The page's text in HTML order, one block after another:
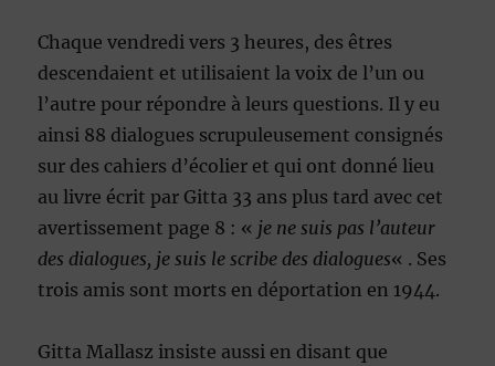
Chaque vendredi vers 3 heures, des êtres
descendaient et utilisaient la voix de l’un ou
l’autre pour répondre à leurs questions. Il y eu
ainsi 88 dialogues scrupuleusement consignés
sur des cahiers d’écolier et qui ont donné lieu
au livre écrit par Gitta 33 ans plus tard avec cet
avertissement page 8 : « je ne suis pas l’auteur
des dialogues, je suis le scribe des dialogues« . Ses
trois amis sont morts en déportation en 1944.
Gitta Mallasz insiste aussi en disant que